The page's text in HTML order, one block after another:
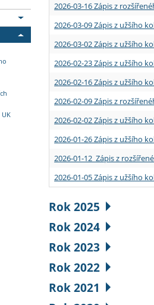
2026-03-16 Zápis z
2026-03-09 Zápis z užšího
2026-03-02 Zápis z užšího
2026-02-23 Zápis z užšího
2026-02-16 Zápis z užšího
2026-02-09 Zápis z
2026-02-02 Zápis z užšího
2026-01-26 Zápis z užšího
2026-01-12 Zápis z
2026-01-05 Zápis z užšího
Rok 2025
Rok 2024
Rok 2023
Rok 2022
Rok 2021